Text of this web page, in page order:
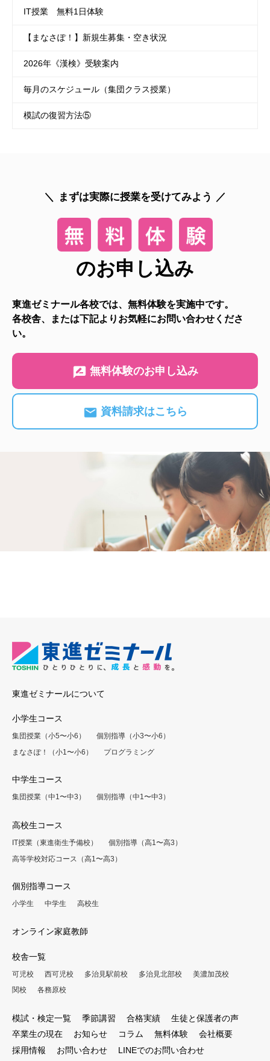
IT授業 無料1日体験
【まなさぽ！】新規生募集・空き状況
2026年《漢検》受験案内
毎月のスケジュール（集団クラス授業）
模試の復習方法⑤
まずは実際に授業を受けてみよう
のお申し込み
東進ゼミナール各校では、無料体験を実施中です。
各校舎、または下記よりお気軽にお問い合わせくださ
い。
無料体験のお申し込み
資料請求はこちら
東進ゼミナールについて
小学生コース
集団授業（小5〜小6）
個別指導（小3〜小6）
まなさぽ！（小1〜小6）
プログラミング
中学生コース
集団授業（中1〜中3） 個別指導（中1〜中3）
高校生コース
IT授業（東進衛生予備校）
個別指導（高1〜高3）
高等学校対応コース（高1〜高3）
個別指導コース
小学生 中学生 高校生
オンライン家庭教師
校舎一覧
可児校 西可児校 多治見駅前校 多治見北部校
美濃加茂校
関校
各務原校
模試・検定一覧 季節講習 合格実績
生徒と保護者の声
卒業生の現在
お知らせ コラム 無料体験
会社概要
採用情報
お問い合わせ LINEでのお問い合わせ